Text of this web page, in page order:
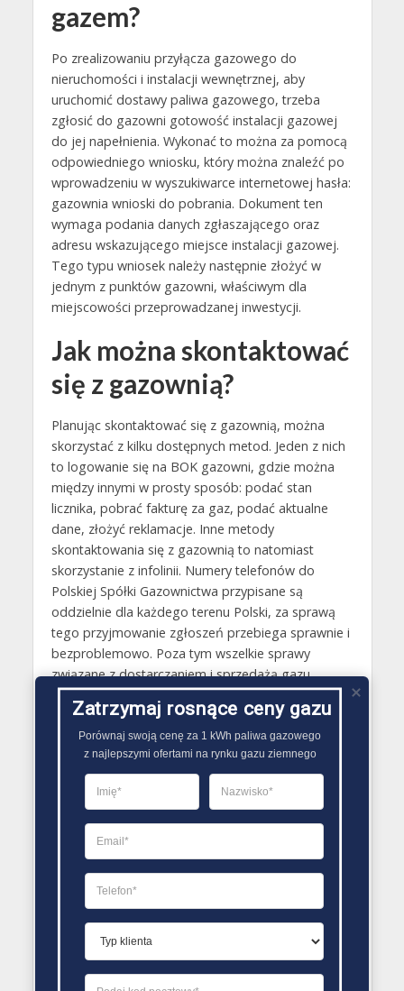
gazem?
Po zrealizowaniu przyłącza gazowego do
nieruchomości i instalacji wewnętrznej, aby
uruchomić dostawy paliwa gazowego, trzeba
zgłosić do gazowni gotowość instalacji gazowej
do jej napełnienia. Wykonać to można za pomocą
odpowiedniego wniosku, który można znaleźć po
wprowadzeniu w wyszukiwarce internetowej hasła:
gazownia wnioski do pobrania. Dokument ten
wymaga podania danych zgłaszającego oraz
adresu wskazującego miejsce instalacji gazowej.
Tego typu wniosek należy następnie złożyć w
jednym z punktów gazowni, właściwym dla
miejscowości przeprowadzanej inwestycji.
Jak można skontaktować
się z gazownią?
Planując skontaktować się z gazownią, można
skorzystać z kilku dostępnych metod. Jeden z nich
to logowanie się na BOK gazowni, gdzie można
między innymi w prosty sposób: podać stan
licznika, pobrać fakturę za gaz, podać aktualne
dane, złożyć reklamacje. Inne metody
skontaktowania się z gazownią to natomiast
skorzystanie z infolinii. Numery telefonów do
Polskiej Spółki Gazownictwa przypisane są
oddzielnie dla każdego terenu Polski, za sprawą
tego przyjmowanie zgłoszeń przebiega sprawnie i
bezproblemowo. Poza tym wszelkie sprawy
związane z dostarczaniem i sprzedażą gazu
można również załatwić stacjonarnie w jednym z
biur obsługi klienta Polskiej Spółki Gazownictwa.
Gazy techniczne Wieruszów
Butle gazowe Wieruszów
Gaz płynny Wieruszów
LPG Wieruszów
Zatrzymaj rosnące ceny gazu
Porównaj swoją cenę za 1 kWh paliwa gazowego
z najlepszymi ofertami na rynku gazu ziemnego